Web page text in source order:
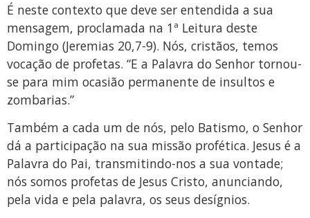
É neste contexto que deve ser entendida a sua
mensagem, proclamada na 1ª Leitura deste
Domingo (Jeremias 20,7-9). Nós, cristãos, temos
vocação de profetas. “E a Palavra do Senhor tornou-
se para mim ocasião permanente de insultos e
zombarias.”
Também a cada um de nós, pelo Batismo, o Senhor
dá a participação na sua missão profética. Jesus é a
Palavra do Pai, transmitindo-nos a sua vontade;
nós somos profetas de Jesus Cristo, anunciando,
pela vida e pela palavra, os seus desígnios.